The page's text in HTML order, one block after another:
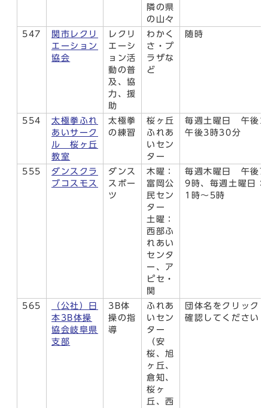
隣の県
の山々
547
関市レクリ
エーション
協会
レクリ
エーシ
ョン活
動の普
及、協
力、援
助
わかく
さ・プ
ラザな
ど
随時
554
太極拳ふれ
あいサーク
ル 桜ヶ丘
教室
太極拳
の練習
桜ヶ丘
ふれあ
いセン
ター
毎週土曜日 午後2
午後3時30分
555
ダンスクラ
ブコスモス
ダンス
スポー
ツ
木曜：
富岡公
民セン
ター
土曜：
西部ふ
れあい
センタ
ー、ア
ピセ・
関
毎週木曜日 午後7
9時、毎週土曜日：
1時～5時
565
（公社）日
本3B体操
協会岐阜県
支部
3B体
操の指
導
ふれあ
いセン
ター
（安
桜、旭
ヶ丘、
倉知、
桜ヶ
丘、西
団体名をクリック
確認してください